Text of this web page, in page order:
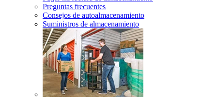
Preguntas frecuentes
Consejos de autoalmacenamiento
Suministros de almacenamiento